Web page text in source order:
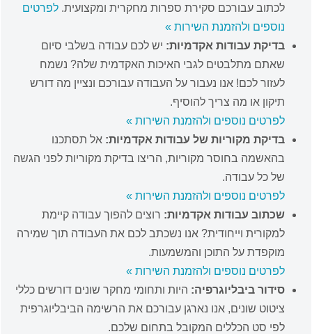
לכתוב עבורכם סקירת ספרות מחקרית ומקצועית. לפרטים
נוספים ולהזמנת השירות »
בדיקת עבודות אקדמיות: יש לכם עבודה בשלבי סיום
שאתם מתלבטים לגבי האיכות האקדמית שלה? נשמח
לעזור לכם! אנו נעבור על העבודה עבורכם ונציין מה דורש
תיקון או מה צריך להוסיף.
לפרטים נוספים ולהזמנת השירות »
בדיקת מקוריות של עבודות אקדמיות: אל תסתכנו
בהאשמה בחוסר מקוריות, הריצו בדיקת מקוריות לפני הגשה
של כל עבודה.
לפרטים נוספים ולהזמנת השירות »
שכתוב עבודות אקדמיות: רוצים להפוך עבודה קיימת
למקורית וייחודית? אנו נשכתב לכם את העבודה תוך שמירה
מוקפדת על התוכן והמשמעות.
לפרטים נוספים ולהזמנת השירות »
סידור ביבליוגרפיה: היות ותחומי מחקר שונים דורשים כללי
ציטוט שונים, אנו נארגן עבורכם את הרשימה הביבליוגרפית
לפי סט הכללים המקובל בתחום שלכם.